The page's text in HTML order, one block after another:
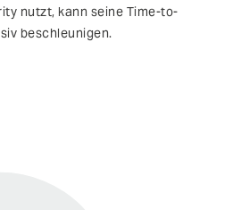
nutzt, kann seine Time-to-
beschleunigen.